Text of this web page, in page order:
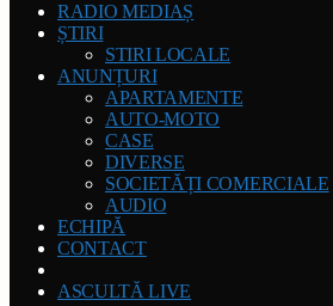
RADIO MEDIAȘ
ȘTIRI
STIRI LOCALE
ANUNȚURI
APARTAMENTE
AUTO-MOTO
CASE
DIVERSE
SOCIETĂȚI COMERCIALE
AUDIO
ECHIPĂ
CONTACT
ASCULTĂ LIVE